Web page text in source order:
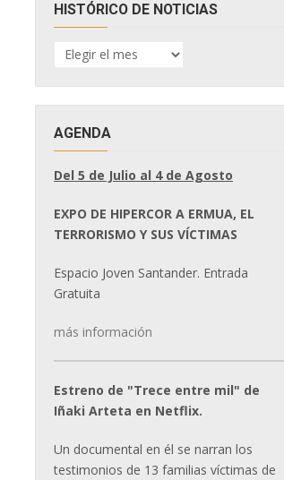
HISTÓRICO DE NOTICIAS
HISTÓRICO
DE
AGENDA
Del 5 de Julio al 4 de Agosto
EXPO DE HIPERCOR A ERMUA, EL
TERRORISMO Y SUS VÍCTIMAS
Espacio Joven Santander. Entrada
Gratuita
más información
Estreno de "Trece entre mil" de
Iñaki Arteta en Netflix.
Un documental en él se narran los
testimonios de 13 familias víctimas de